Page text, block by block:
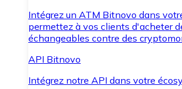
Intégrez un ATM Bitnovo dans
permettez à vos clients d'acheter
échangeables contre des
API Bitnovo
Intégrez notre API dans votre